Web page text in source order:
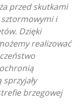
przed skutkami
i
Dzięki
realizować
brzegowej